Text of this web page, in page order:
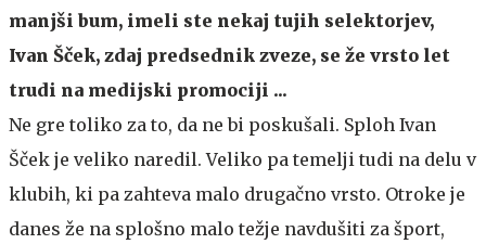
manjši bum, imeli ste nekaj tujih selektorjev,
Ivan Šček, zdaj predsednik zveze, se že vrsto let
trudi na medijski promociji ...
Ne gre toliko za to, da ne bi poskušali. Sploh Ivan
Šček je veliko naredil. Veliko pa temelji tudi na delu v
klubih, ki pa zahteva malo drugačno vrsto. Otroke je
danes že na splošno malo težje navdušiti za šport,